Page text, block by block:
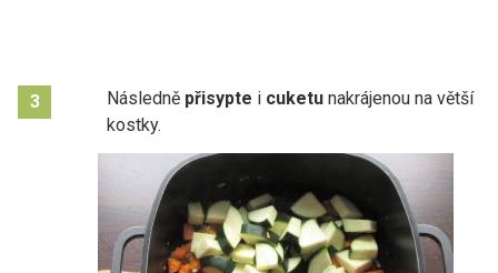
3 Následně přisypte i cuketu nakrájenou na větší
kostky.